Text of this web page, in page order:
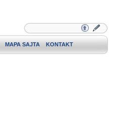
MAPA SAJTA KONTAKT